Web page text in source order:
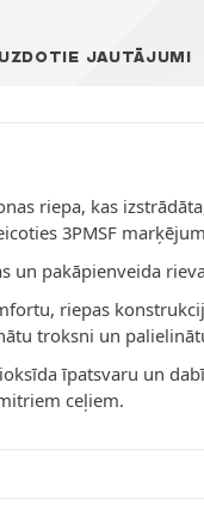
JAUTĀJUMI
riepa, kas
3PMSF
un pakāpienveida
riepas
troksni un
īpatsvaru un
ceļiem.